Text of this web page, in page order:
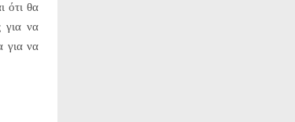
ότι θα
για να
για να